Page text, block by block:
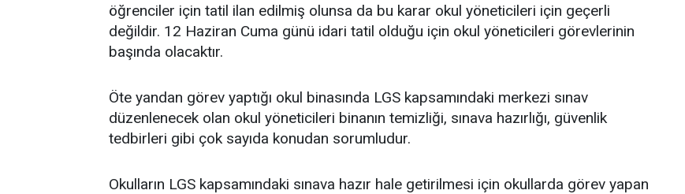
öğrenciler için tatil ilan edilmiş olunsa da bu karar okul yöneticileri için geçerli
değildir. 12 Haziran Cuma günü idari tatil olduğu için okul yöneticileri görevlerinin
başında olacaktır.
Öte yandan görev yaptığı okul binasında LGS kapsamındaki merkezi sınav
düzenlenecek olan okul yöneticileri binanın temizliği, sınava hazırlığı, güvenlik
tedbirleri gibi çok sayıda konudan sorumludur.
Okulların LGS kapsamındaki sınava hazır hale getirilmesi için okullarda görev yapan